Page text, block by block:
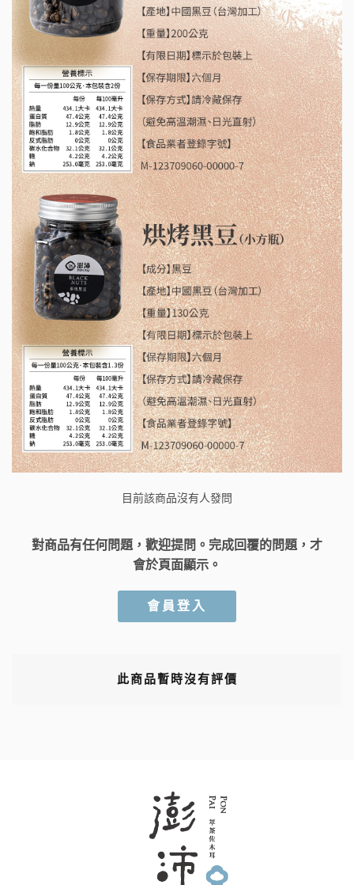
目前該商品沒有人發問
對商品有任何問題，歡迎提問。完成回覆的問題，才
會於頁面顯示。
會員登入
此商品暫時沒有評價